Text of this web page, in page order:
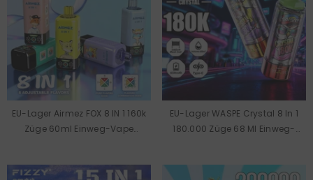
EU-Lager Airmez FOX 8 IN 1 160k
Züge 60ml Einweg-Vape
EU-Lager WASPE Crystal 8 In 1
180.000 Züge 68 Ml Einweg-